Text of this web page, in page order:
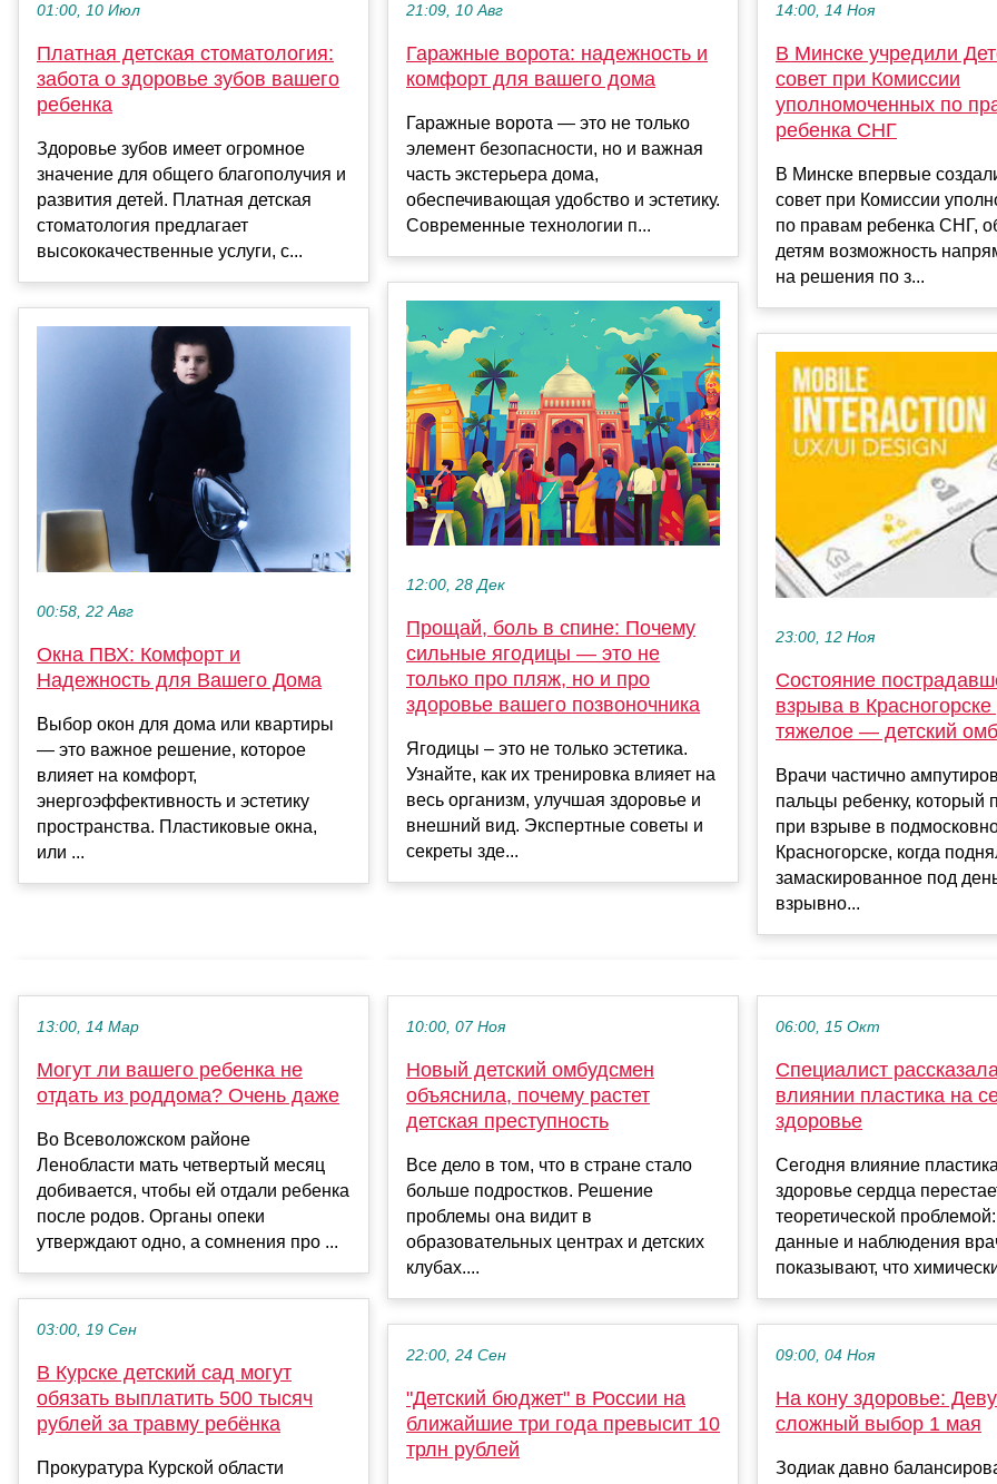
01:00, 10 Июл
Платная детская стоматология:
забота о здоровье зубов вашего
ребенка
Здоровье зубов имеет огромное
значение для общего благополучия и
развития детей. Платная детская
стоматология предлагает
высококачественные услуги, с...
00:58, 22 Авг
Окна ПВХ: Комфорт и
Надежность для Вашего Дома
Выбор окон для дома или квартиры
— это важное решение, которое
влияет на комфорт,
энергоэффективность и эстетику
пространства. Пластиковые окна,
или ...
21:09, 10 Авг
Гаражные ворота: надежность и
комфорт для вашего дома
Гаражные ворота — это не только
элемент безопасности, но и важная
часть экстерьера дома,
обеспечивающая удобство и эстетику.
Современные технологии п...
12:00, 28 Дек
Прощай, боль в спине: Почему
сильные ягодицы — это не
только про пляж, но и про
здоровье вашего позвоночника
Ягодицы – это не только эстетика.
Узнайте, как их тренировка влияет на
весь организм, улучшая здоровье и
внешний вид. Экспертные советы и
секреты зде...
14:00, 14 Ноя
В Минске учредили
совет при Комиссии
уполномоченных по
ребенка СНГ
В Минске впервые
совет при Комиссии
по правам ребенка СНГ,
детям возможность
на решения по з...
23:00, 12 Ноя
Состояние
взрыва в
тяжелое — детский
Врачи частично
пальцы ребенку, который
при взрыве в
Красногорске, когда
замаскированное под
взрывно...
13:00, 14 Мар
Могут ли вашего ребенка не
отдать из роддома? Очень даже
Во Всеволожском районе
Ленобласти мать четвертый месяц
добивается, чтобы ей отдали ребенка
после родов. Органы опеки
утверждают одно, а сомнения про ...
03:00, 19 Сен
В Курске детский сад могут
обязать выплатить 500 тысяч
рублей за травму ребёнка
Прокуратура Курской области
10:00, 07 Ноя
Новый детский омбудсмен
объяснила, почему растет
детская преступность
Все дело в том, что в стране стало
больше подростков. Решение
проблемы она видит в
образовательных центрах и детских
клубах....
22:00, 24 Сен
"Детский бюджет" в России на
ближайшие три года превысит 10
трлн рублей
06:00, 15 Окт
Специалист
влиянии пластика на
здоровье
Сегодня влияние
здоровье сердца
теоретической
данные и наблюдения
показывают, что
09:00, 04 Ноя
На кону здоровье:
сложный выбор 1 мая
Зодиак давно